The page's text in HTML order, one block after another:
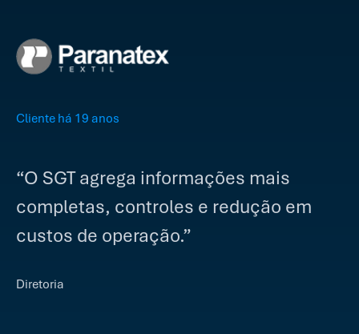
Cliente há 19 anos
“O SGT agrega informações mais
completas, controles e redução em
custos de operação.”
Diretoria